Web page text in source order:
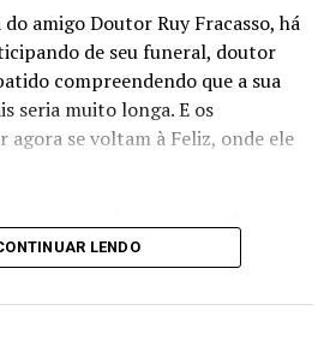
mulher como líder do executivo
amigo Doutor Ruy Fracasso, há
de seu funeral, doutor
compreendendo que a sua
seria muito longa. E os
agora se voltam à Feliz, onde ele
para substituir Théo Tássilo
anos mas sabia muito bem o
LENDO